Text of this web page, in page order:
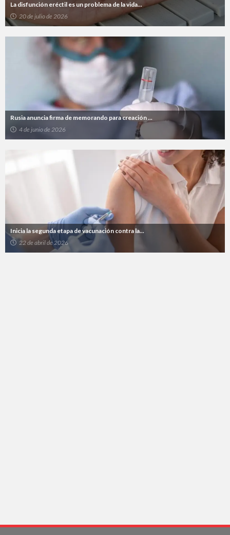
La disfunción eréctil es un problema de la vida...
20 de julio de 2026
Rusia anuncia firma de memorando para creación ...
4 de junio de 2026
Inicia la segunda etapa de vacunación contra la...
22 de abril de 2026